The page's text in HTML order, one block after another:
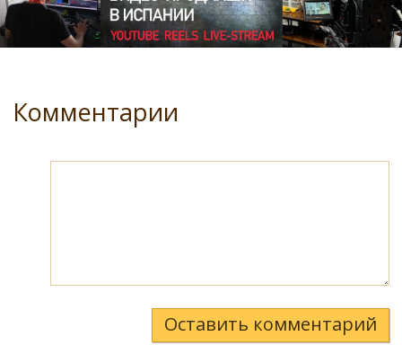
Комментарии
Оставить комментарий